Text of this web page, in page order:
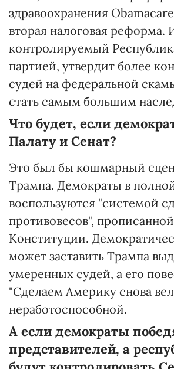
здравоохранения
вторая налоговая реформа.
контролируемый
партией, утвердит более
судей на федеральной
стать самым большим
Что будет, если
Палату и Сенат?
Это был бы кошмарный
Трампа. Демократы в
воспользуются "системой
противовесов",
Конституции.
может заставить Трампа
умеренных судей, а его
"Сделаем Америку снова
неработоспособной.
А если демократы
представителей, а